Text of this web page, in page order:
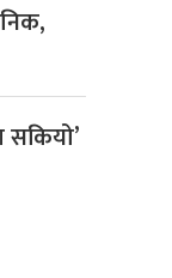
सकियो’